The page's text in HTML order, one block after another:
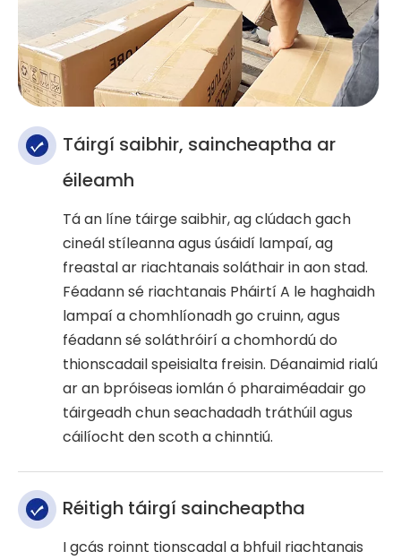
Táirgí saibhir, saincheaptha ar
éileamh
Tá an líne táirge saibhir, ag clúdach gach
cineál stíleanna agus úsáidí lampaí, ag
freastal ar riachtanais soláthair in aon stad.
Féadann sé riachtanais Pháirtí A le haghaidh
lampaí a chomhlíonadh go cruinn, agus
féadann sé soláthróirí a chomhordú do
thionscadail speisialta freisin. Déanaimid rialú
ar an bpróiseas iomlán ó pharaiméadair go
táirgeadh chun seachadadh tráthúil agus
cáilíocht den scoth a chinntiú.
Réitigh táirgí saincheaptha
I gcás roinnt tionscadal a bhfuil riachtanais